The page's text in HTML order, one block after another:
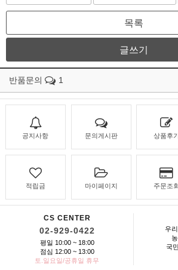
목록
글쓰기
반품문의 1
공지사항 문의게시판 상품후
적립금 마이페이지 주문조
CS CENTER
02-929-0422
평일 10:00 ~ 18:00
점심 12:00 ~ 13:00
토.일요일/공휴일 휴무
우
국